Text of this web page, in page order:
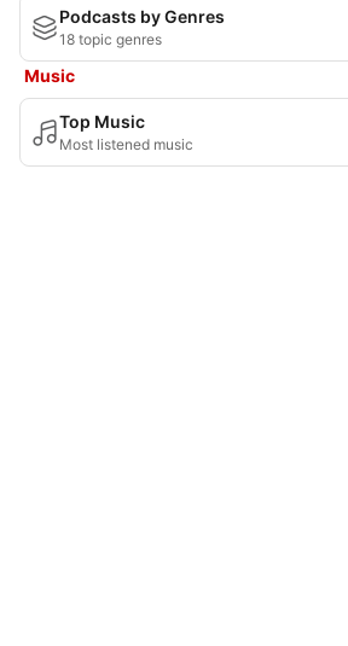
Podcasts by Genres
18 topic genres
Music
Top Music
Most listened music